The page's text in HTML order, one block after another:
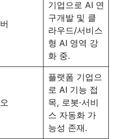
기업으로 AI 연
구개발 및 클
라우드/서비스
형 AI 영역 강
화 중.
플랫폼 기업으
로 AI 기능 접
목, 로봇·서비
스 자동화 가
능성 존재.